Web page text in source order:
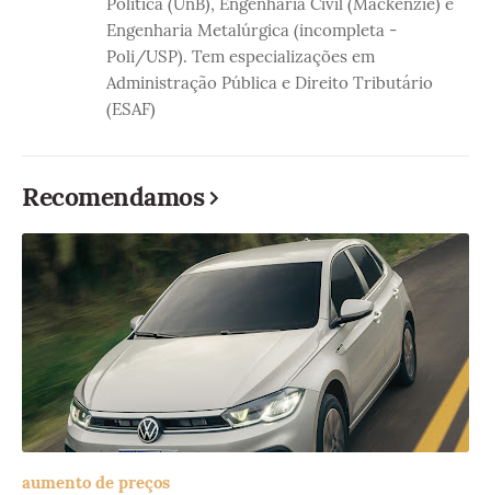
Engenharia Metalúrgica (incompleta -
Poli/USP). Tem especializações em
Administração Pública e Direito Tributário
(ESAF)
Recomendamos
aumento de preços